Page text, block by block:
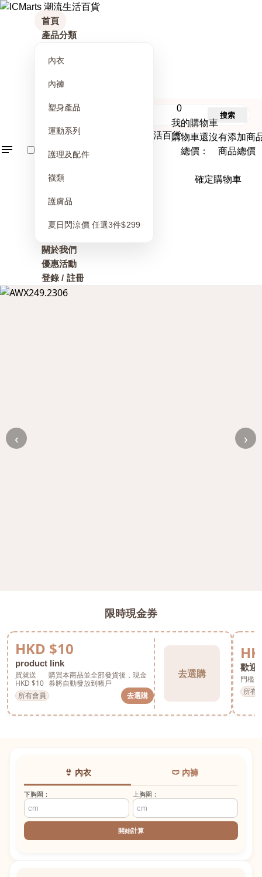
首頁
產品分類
內衣
內褲
塑身產品
運動系列
護理及配件
襪類
護膚品
夏日閃涼價 任選3件$299
關於我們
優惠活動
登錄 / 註冊
0
我的購物車
購物車還沒有添加商
總價： 商品總價
確定購物車
搜索
‹ ›
限時現金券
HKD $10
product link
買就送
HKD $10
購買本商品並全部發貨後，現金
券將自動發放到帳戶
所有會員
去選購
去選購
歡迎
門檻
所有
👙 內衣 🩲 內褲
下胸圍： 上胸圍：
開始計算